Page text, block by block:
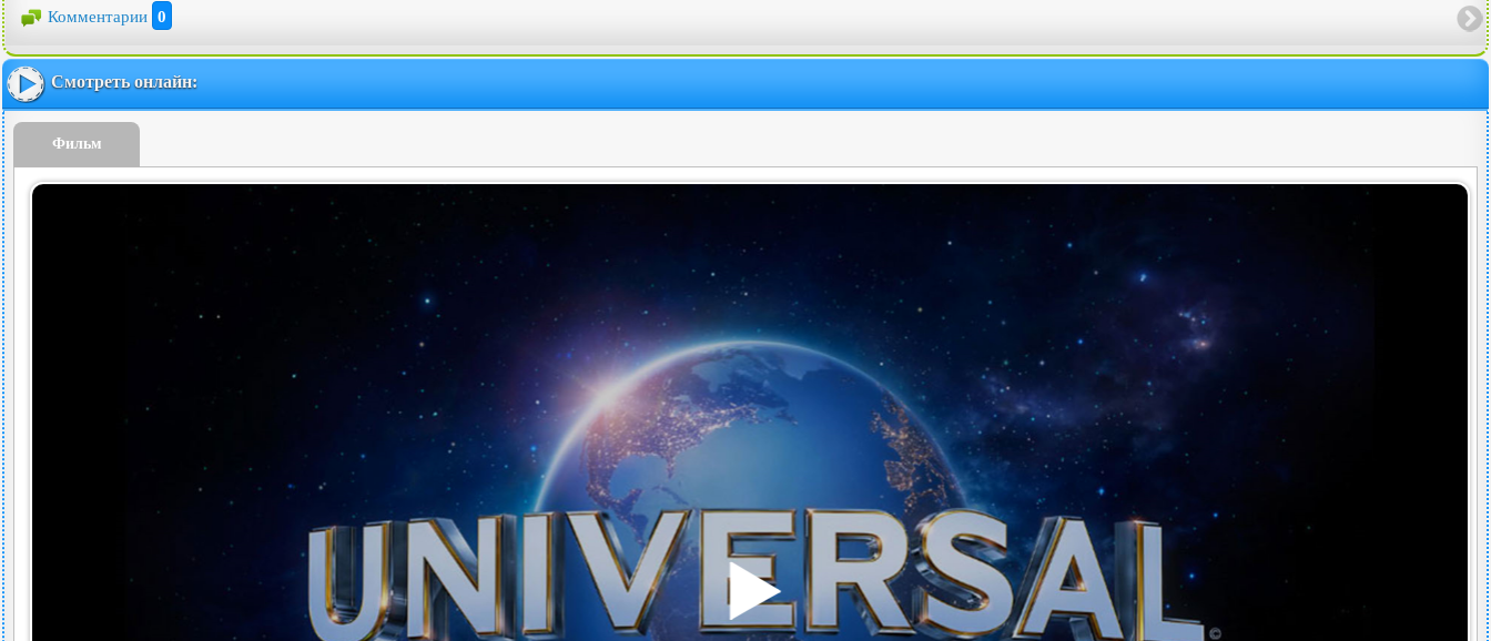
Комментарии 0
Смотреть онлайн:
Фильм